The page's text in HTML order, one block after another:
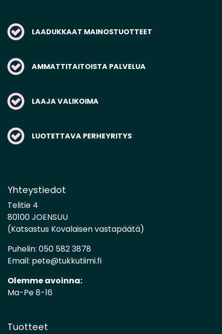
LAADUKKAAT MAINOSTUOTTEET
AMMATTITAITOISTA PALVELUA
LAAJA VALIKOIMA
LUOTETTAVA PERHEYRITYS
Yhteystiedot
Telitie 4
80100 JOENSUU
(Katsastus Kovalaisen vastapäätä)
Puhelin: 050 582 3878
Email: pete@tukkutiimi.fi
Olemme avoinna:
Ma-Pe 8-16
Tuotteet